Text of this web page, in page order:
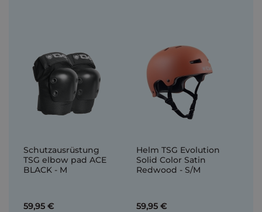
Schutzausrüstung
TSG elbow pad ACE
BLACK - M
59,95 €
Helm TSG Evolution
Solid Color Satin
Redwood - S/M
59,95 €